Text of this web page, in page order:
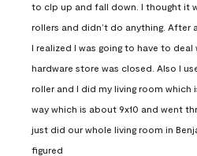
to clp up and fall down. I thought it
rollers and didn’t do anything.
I realized I was going to have to
hardware store was closed. Also I
roller and I did my living room which
way which is about 9x10 and went
just did our whole living room in
figured